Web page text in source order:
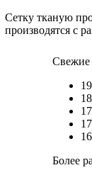
Сетку тканую
производятся с
Свежие
Более